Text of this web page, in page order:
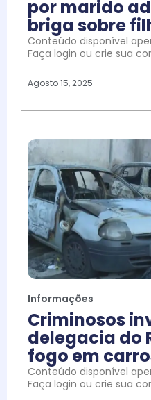
por marido
briga sobre
Conteúdo disponível
Faça login ou crie sua
Agosto 15, 2025
Informações
Criminosos
delegacia do
fogo em
Conteúdo disponível
Faça login ou crie sua